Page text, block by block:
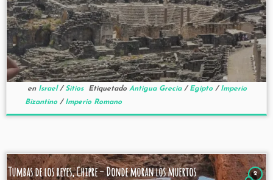
en Israel/ Sitios Etiquetado Antigua Grecia / Egipto / Imperio
Bizantino / Imperio Romano
2
Tumbas de los reyes, Chipre – Donde moran los muertos